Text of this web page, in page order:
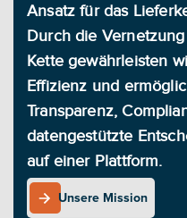
Ansatz für das
Durch die
Kette gewährleisten
Effizienz und
Transparenz,
datengestützte
auf einer Plattform.
Unsere Mission